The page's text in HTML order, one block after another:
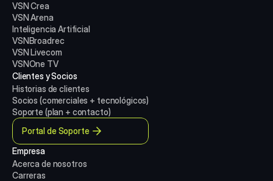
VSN Crea
VSN Arena
Inteligencia Artificial
VSNBroadrec
VSN Livecom
VSNOne TV
Clientes y Socios
Historias de clientes
Socios (comerciales + tecnológicos)
Soporte (plan + contacto)
Portal de Soporte
Empresa
Acerca de nosotros
Carreras